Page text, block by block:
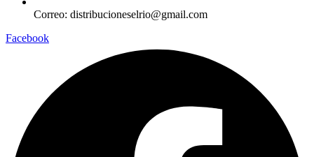
Correo: distribucioneselrio@gmail.com
Facebook